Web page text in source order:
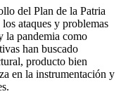
del Plan de la Patria
ataques y problemas
la pandemia como
han buscado
producto bien
en la instrumentación y